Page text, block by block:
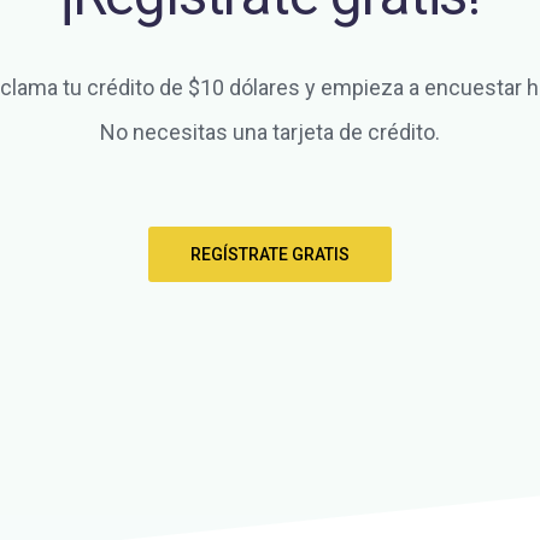
tu crédito de $10 dólares y empieza a encuestar
No necesitas una tarjeta de crédito.
REGÍSTRATE GRATIS